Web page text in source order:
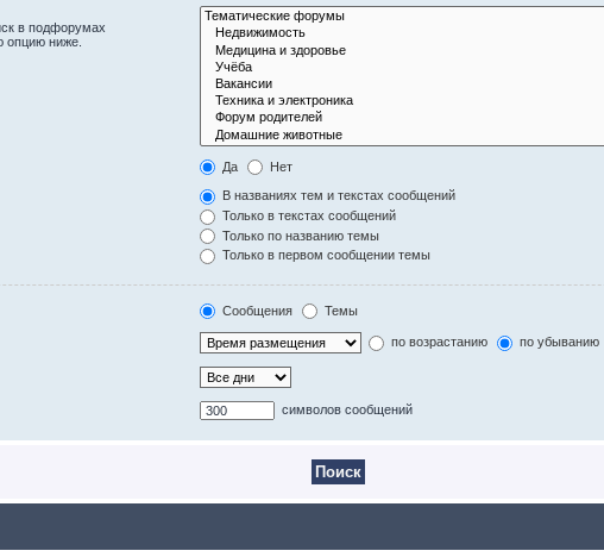
в подфорумах
опцию ниже.
Да Нет
В названиях тем и текстах сообщений
Только в текстах сообщений
Только по названию темы
Только в первом сообщении темы
Сообщения Темы
по возрастанию по убыванию
символов сообщений